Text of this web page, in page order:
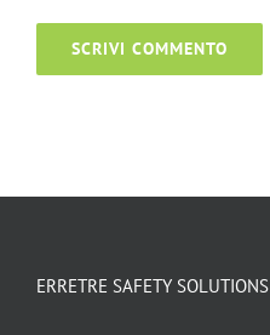
ERRETRE SAFETY SOLUTIONS